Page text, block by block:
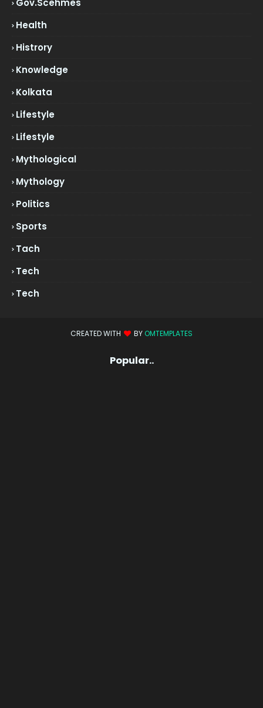
Gov.scehmes
Health
Histrory
Knowledge
Kolkata
Lifestyle
Lifestyle
Mythological
Mythology
Politics
Sports
Tach
Tech
Tech
CREATED WITH BY OMTEMPLATES
Popular..